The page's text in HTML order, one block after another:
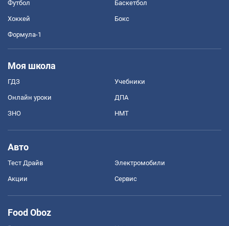
Футбол Баскетбол
Хоккей Бокс
Формула-1
Моя школа
ГДЗ Учебники
Онлайн уроки ДПА
ЗНО НМТ
Авто
Тест Драйв Электромобили
Акции Сервис
Food Oboz